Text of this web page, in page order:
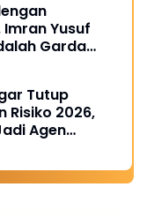
Yusuf
Garda
Tutup
Risiko 2026,
Agen